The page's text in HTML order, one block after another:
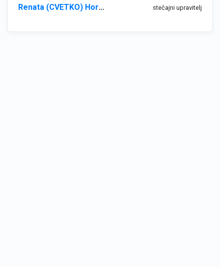
Renata (CVETKO) Horvatin stečajni upravitelj